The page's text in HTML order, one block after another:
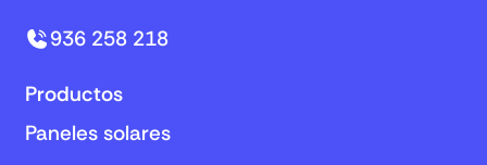
936 258 218
Productos
Paneles solares